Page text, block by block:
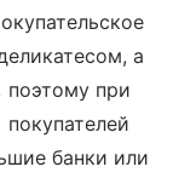
а
поэтому при
банки или